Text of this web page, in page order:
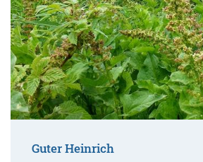
Guter Heinrich